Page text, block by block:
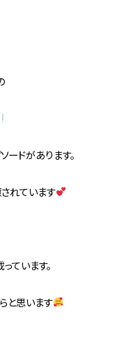
ードがあります。
れています
ています。
と思います